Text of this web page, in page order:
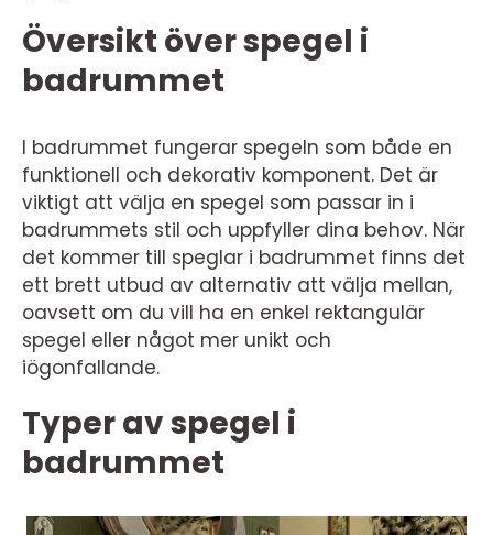
Översikt över spegel i
badrummet
I badrummet fungerar spegeln som både en
funktionell och dekorativ komponent. Det är
viktigt att välja en spegel som passar in i
badrummets stil och uppfyller dina behov. När
det kommer till speglar i badrummet finns det
ett brett utbud av alternativ att välja mellan,
oavsett om du vill ha en enkel rektangulär
spegel eller något mer unikt och
iögonfallande.
Typer av spegel i
badrummet